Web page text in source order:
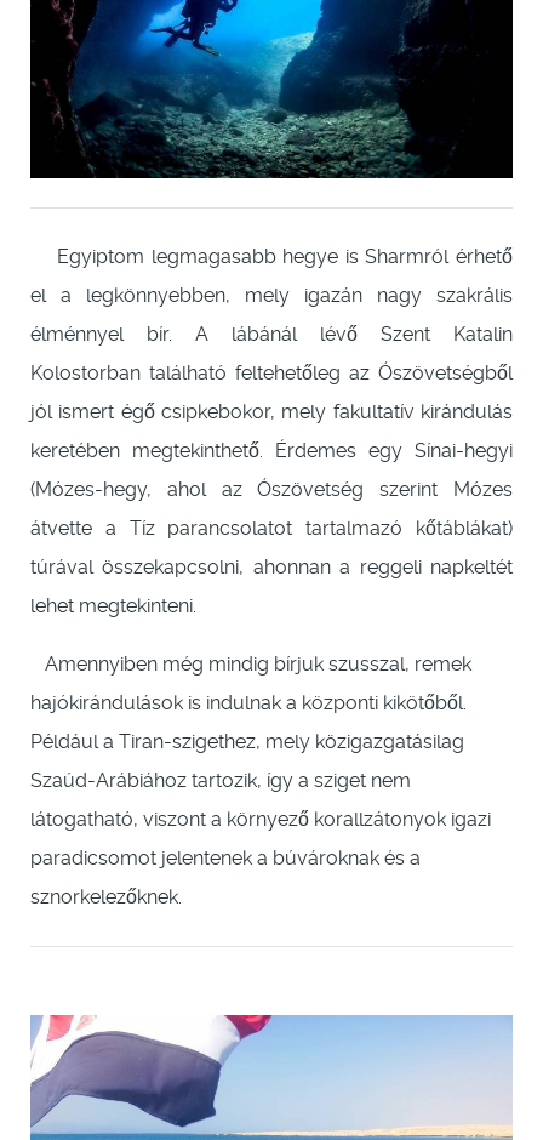
Egyiptom legmagasabb hegye is Sharmról érhető
el a legkönnyebben, mely igazán nagy szakrális
élménnyel bír. A lábánál lévő Szent Katalin
Kolostorban található feltehetőleg az Ószövetségből
jól ismert égő csipkebokor, mely fakultatív kirándulás
keretében megtekinthető. Érdemes egy Sínai-hegyi
(Mózes-hegy, ahol az Ószövetség szerint Mózes
átvette a Tíz parancsolatot tartalmazó kőtáblákat)
túrával összekapcsolni, ahonnan a reggeli napkeltét
lehet megtekinteni.
Amennyiben még mindig bírjuk szusszal, remek
hajókirándulások is indulnak a központi kikötőből.
Például a Tiran-szigethez, mely közigazgatásilag
Szaúd-Arábiához tartozik, így a sziget nem
látogatható, viszont a környező korallzátonyok igazi
paradicsomot jelentenek a búvároknak és a
sznorkelezőknek.